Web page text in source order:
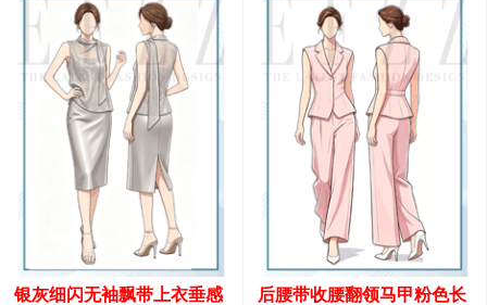
银灰细闪无袖飘带上衣垂感
后腰带收腰翻领马甲粉色长